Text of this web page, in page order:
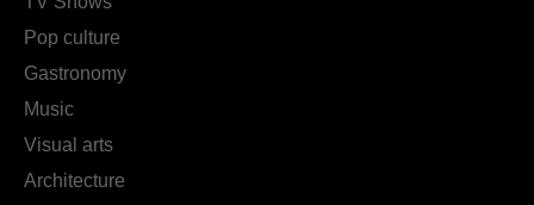
Pop culture
Gastronomy
Music
Visual arts
Architecture